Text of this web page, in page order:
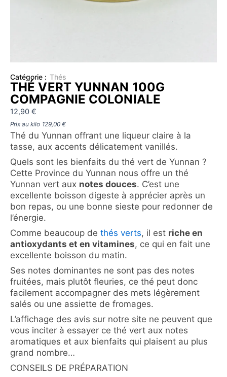
Catégorie : Thés
THÉ VERT YUNNAN 100G
COMPAGNIE COLONIALE
12,90 €
Prix au kilo 129,00 €
Thé du Yunnan offrant une liqueur claire à la
tasse, aux accents délicatement vanillés.
Quels sont les bienfaits du thé vert de Yunnan ?
Cette Province du Yunnan nous offre un thé
Yunnan vert aux notes douces. C’est une
excellente boisson digeste à apprécier après un
bon repas, ou une bonne sieste pour redonner de
l’énergie.
Comme beaucoup de thés verts, il est riche en
antioxydants et en vitamines, ce qui en fait une
excellente boisson du matin.
Ses notes dominantes ne sont pas des notes
fruitées, mais plutôt fleuries, ce thé peut donc
facilement accompagner des mets légèrement
salés ou une assiette de fromages.
L’affichage des avis sur notre site ne peuvent que
vous inciter à essayer ce thé vert aux notes
aromatiques et aux bienfaits qui plaisent au plus
grand nombre…
CONSEILS DE PRÉPARATION